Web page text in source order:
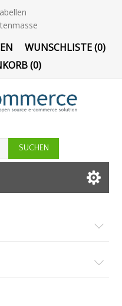
WUNSCHLISTE(0)
(0)